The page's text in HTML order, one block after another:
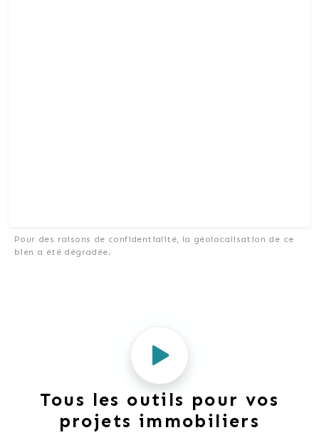
Pour des raisons de confidentialité, la géolocalisation de ce
bien a été dégradée.
Tous les outils pour vos
projets immobiliers